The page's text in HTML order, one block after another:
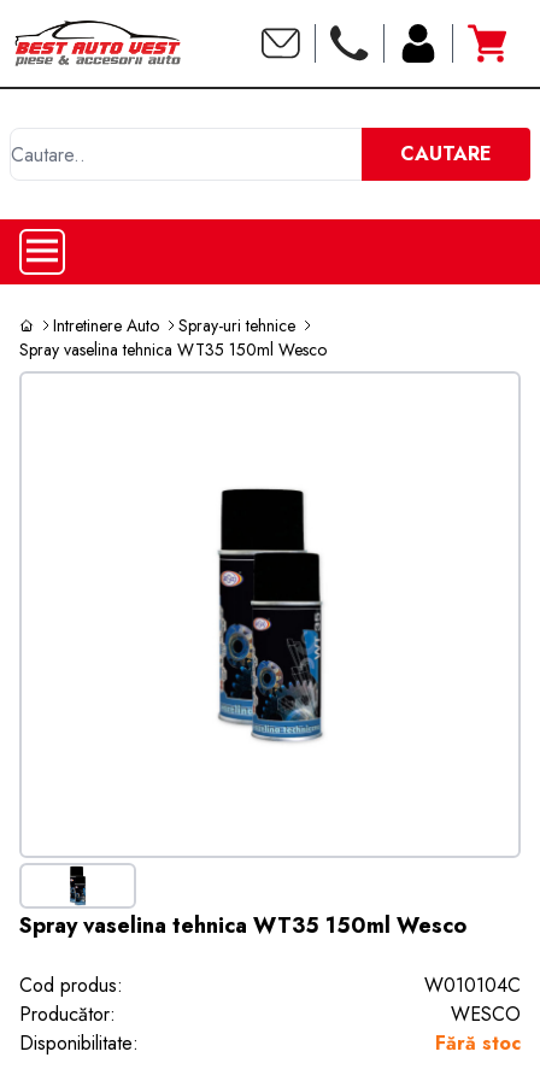
CAUTARE
Intretinere Auto
Spray-uri tehnice
Spray vaselina tehnica WT35 150ml Wesco
Spray vaselina tehnica WT35 150ml Wesco
Cod produs:
W010104C
Producător:
WESCO
Disponibilitate:
Fără stoc